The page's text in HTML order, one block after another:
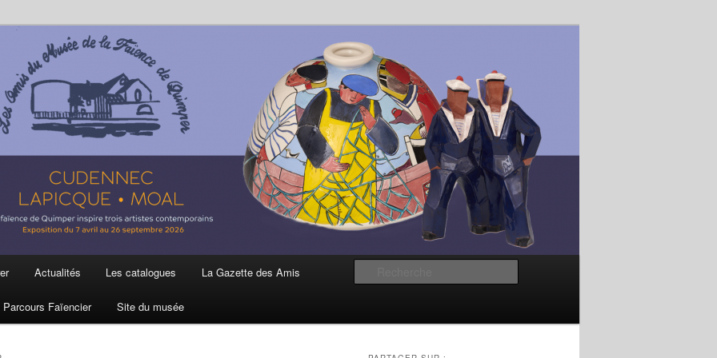
et de la Faïence de Quimper
Actualités Les catalogues La Gazette des Amis
Parcours Faïencier Site du musée